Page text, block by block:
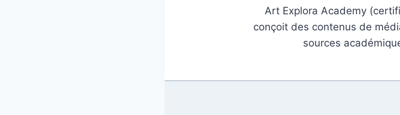
Art Explora Academy
conçoit des contenus de
sources